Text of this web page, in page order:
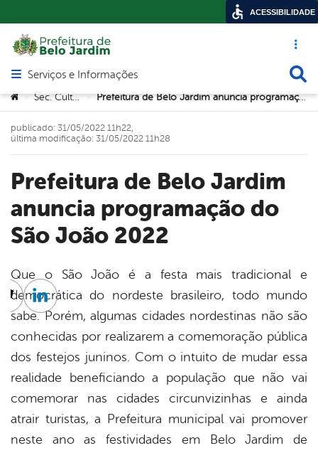
Acesso
Abrir menu principal de navegação
Serviços e Informações
Você está aqui:
> Sec. Cultura > Prefeitura de Belo Jardim anuncia programação do São João 2022
Prefeitura de Belo Jardim
anuncia programação do
São João 2022
publicado: 31/05/2022 11h22,
última modificação: 31/05/2022 11h28
Que o São João é a festa mais tradicional e
democrática do nordeste brasileiro, todo mundo
sabe. Porém, algumas cidades nordestinas não são
conhecidas por realizarem a comemoração pública
dos festejos juninos. Com o intuito de mudar essa
realidade beneficiando a população que não vai
comemorar nas cidades circunvizinhas e ainda
atrair turistas, a Prefeitura municipal vai promover
neste ano as festividades em Belo Jardim de
TwitterLinkedin
ACESSIBILIDADE